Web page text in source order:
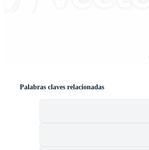
Palabras claves relacionadas